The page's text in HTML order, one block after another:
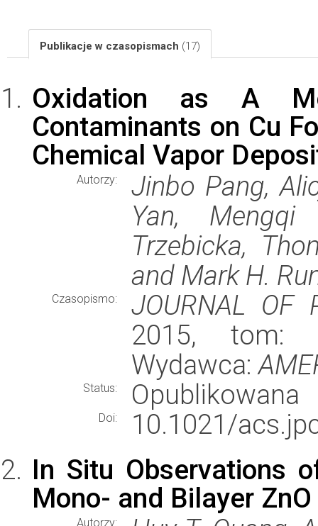
Publikacje w czasopismach (17)
Oxidation as A
Contaminants on Cu
Chemical Vapor
Autorzy:
Jinbo Pang,
Yan,
Trzebicka,
and Mark H.
Czasopismo:
JOURNAL OF
2015, tom:
Wydawca:
Status: Opublikowana
Doi:
10.1021/
In Situ Observations
Mono- and Bilayer
Autorzy: